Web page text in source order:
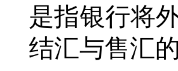
是指银行将
结汇与售汇